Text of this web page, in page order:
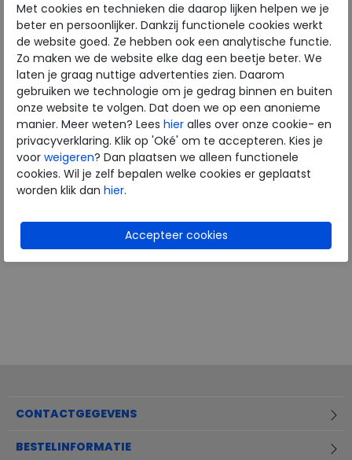
ECOALF
CONDE SNEAKERS WOMAN
washed green
€ 109,95
€ 87,96
Beschikbare maten
39 40
CONTACTGEGEVENS
BESTELINFORMATIE
Met cookies en technieken die daarop lijken helpen we je
beter en persoonlijker. Dankzij functionele cookies werkt
de website goed. Ze hebben ook een analytische functie.
Zo maken we de website elke dag een beetje beter. We
laten je graag nuttige advertenties zien. Daarom
gebruiken we technologie om je gedrag binnen en buiten
onze website te volgen. Dat doen we op een anonieme
manier. Meer weten? Lees hier alles over onze cookie- en
privacyverklaring. Klik op 'Oké' om te accepteren. Kies je
voor weigeren? Dan plaatsen we alleen functionele
cookies. Wil je zelf bepalen welke cookies er geplaatst
worden klik dan hier.